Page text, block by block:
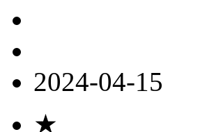
2024-04-15
★